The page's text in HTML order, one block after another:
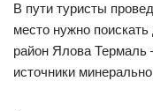
В пути туристы
место нужно
район Ялова Термаль
источники